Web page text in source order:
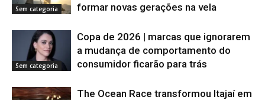
Sem categoria
formar novas gerações na vela
Sem categoria
Copa de 2026 | marcas que ignorarem
a mudança de comportamento do
consumidor ficarão para trás
The Ocean Race transformou Itajaí em